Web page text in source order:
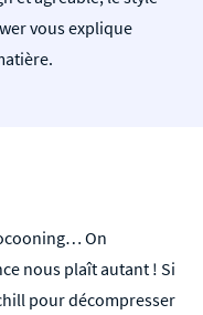
vous explique
On
nous plaît autant ! Si
pour décompresser